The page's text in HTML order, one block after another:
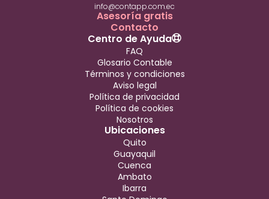
info@contapp.com.ec
Asesoría gratis
Contacto
Ubicaciones
Quito
Guayaquil
Cuenca
Ambato
Ibarra
Centro de Ayuda
FAQ
Glosario Contable
Términos y condiciones
Aviso legal
Política de privacidad
Política de cookies
Nosotros